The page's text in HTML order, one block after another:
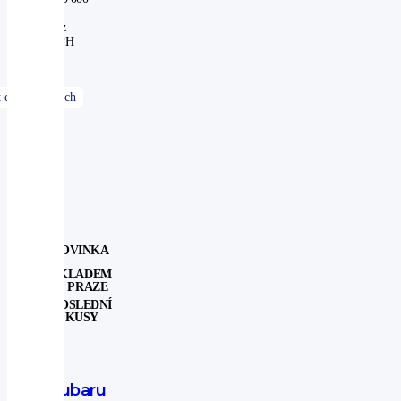
bez
DPH
Subaru
NOVINKA
SKLADEM
V PRAZE
POSLEDNÍ
KUSY